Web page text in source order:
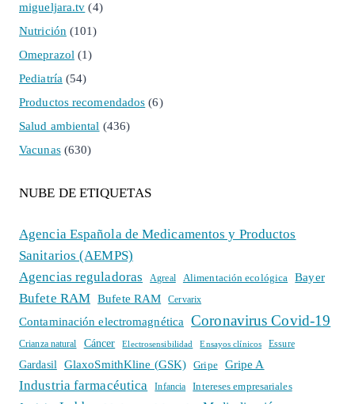
migueljara.tv (4)
Nutrición (101)
Omeprazol (1)
Pediatría (54)
Productos recomendados (6)
Salud ambiental (436)
Vacunas(630)
NUBE DE ETIQUETAS
Agencia Española de Medicamentos y Productos
Sanitarios (AEMPS)
Agencias reguladoras
Agreal Alimentación ecológica Bayer
Bufete RAM Bufete RAM Cervarix
Contaminación electromagnética Coronavirus Covid-19
Crianza natural Cáncer Electrosensibilidad Ensayos clínicos Essure
Gardasil GlaxoSmithKline (GSK) Gripe Gripe A
Industria farmacéutica Infancia
Intereses empresariales